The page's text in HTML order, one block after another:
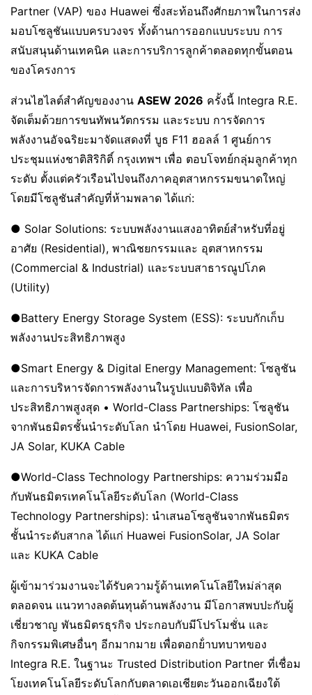
Partner (VAP) ของ Huawei ซึ่งสะท้อนถึงศักยภาพในการส่ง
มอบโซลูชันแบบครบวงจร ทั้งด้านการออกแบบระบบ การ
สนับสนุนด้านเทคนิค และการบริการลูกค้าตลอดทุกขั้นตอน
ของโครงการ
ส่วนไฮไลต์สําคัญของงาน ASEW 2026 ครั้งนี้ Integra R.E.
จัดเต็มด้วยการขนทัพนวัตกรรม และระบบ การจัดการ
พลังงานอัจฉริยะมาจัดแสดงที่ บูธ F11 ฮอลล์ 1 ศูนย์การ
ประชุมแห่งชาติสิริกิติ์ กรุงเทพฯ เพื่อ ตอบโจทย์กลุ่มลูกค้าทุก
ระดับ ตั้งแต่ครัวเรือนไปจนถึงภาคอุตสาหกรรมขนาดใหญ่
โดยมีโซลูชันสําคัญที่ห้ามพลาด ได้แก่:
● Solar Solutions: ระบบพลังงานแสงอาทิตย์สําหรับที่อยู่
อาศัย (Residential), พาณิชยกรรมและ อุตสาหกรรม
(Commercial & Industrial) และระบบสาธารณูปโภค
(Utility)
●Battery Energy Storage System (ESS): ระบบกักเก็บ
พลังงานประสิทธิภาพสูง
●Smart Energy & Digital Energy Management: โซลูชัน
และการบริหารจัดการพลังงานในรูปแบบดิจิทัล เพื่อ
ประสิทธิภาพสูงสุด • World-Class Partnerships: โซลูชัน
จากพันธมิตรชั้นนําระดับโลก นําโดย Huawei, FusionSolar,
JA Solar, KUKA Cable
●World-Class Technology Partnerships: ความร่วมมือ
กับพันธมิตรเทคโนโลยีระดับโลก (World-Class
Technology Partnerships): นำเสนอโซลูชันจากพันธมิตร
ชั้นนำระดับสากล ได้แก่ Huawei FusionSolar, JA Solar
และ KUKA Cable
ผู้เข้ามาร่วมงานจะได้รับความรู้ด้านเทคโนโลยีใหม่ล่าสุด
ตลอดจน แนวทางลดต้นทุนด้านพลังงาน มีโอกาสพบปะกับผู้
เชี่ยวชาญ พันธมิตรธุรกิจ ประกอบกับมีโปรโมชั่น และ
กิจกรรมพิเศษอื่นๆ อีกมากมาย เพื่อตอกย้ําบทบาทของ
Integra R.E. ในฐานะ Trusted Distribution Partner ที่เชื่อม
โยงเทคโนโลยีระดับโลกกับตลาดเอเชียตะวันออกเฉียงใต้